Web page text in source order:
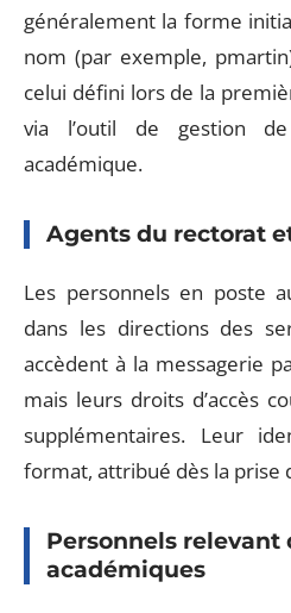
généralement la forme
nom (par exemple,
celui défini lors de la
via l’outil de gestion de
académique.
Agents du rectorat
Les personnels en poste
dans les directions des
accèdent à la messagerie
mais leurs droits d’accès
supplémentaires. Leur
format, attribué dès la prise
Personnels relevant
académiques